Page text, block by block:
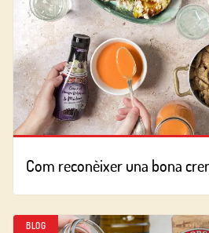
Com reconèixer una bona
BLOG